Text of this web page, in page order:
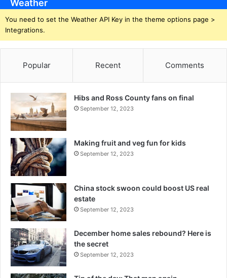
Weather
You need to set the Weather API Key in the theme options page >
Integrations.
Popular Recent Comments
Hibs and Ross County fans on final
September 12, 2023
Making fruit and veg fun for kids
September 12, 2023
China stock swoon could boost US real
estate
September 12, 2023
December home sales rebound? Here is
the secret
September 12, 2023